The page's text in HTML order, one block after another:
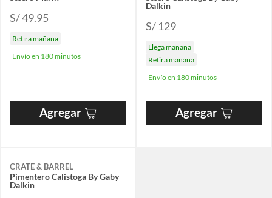
S/ 49.95
Retira mañana
Envío en 180 minutos
Agregar
Dalkin
S/ 129
Llega mañana
Retira mañana
Envío en 180 minutos
Agregar
CRATE & BARREL
Pimentero Calistoga By Gaby
Dalkin